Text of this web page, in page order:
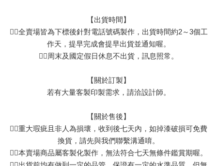
【出貨時間】
👉🏻全賣場皆為下標後針對電話號碼製作，出貨時間約2～3個工
作天，提早完成會提早出貨並通知喔。
👉🏻周末及國定假日休息不出貨，訊息照常。
【關於訂製】
若有大量客製印製需求，請洽設計師。
【關於售後】
👉🏻重大瑕疵且非人為損壞，收到後七天內，如掉漆破損可免費
換貨，請先與我們聯繫溝通唷。
👉🏻本賣場商品屬客製化製作，無法符合七天無條件鑑賞期喔。